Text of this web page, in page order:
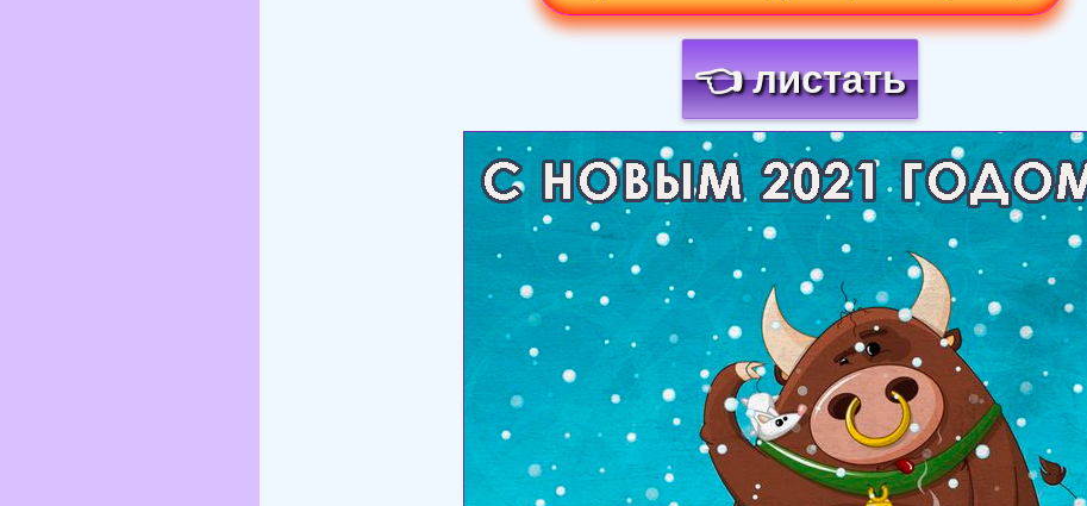
👈 листать
Загрузка картинки...